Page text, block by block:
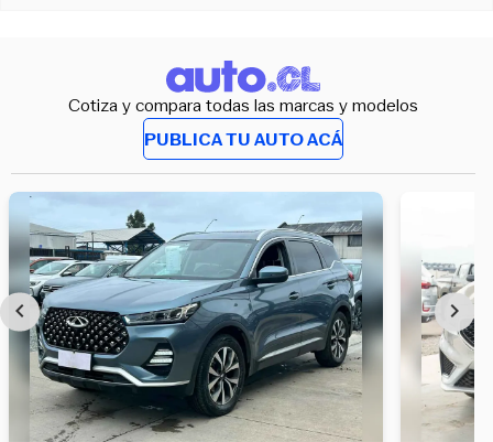
Cotiza y compara todas las marcas y modelos
PUBLICA TU AUTO ACÁ